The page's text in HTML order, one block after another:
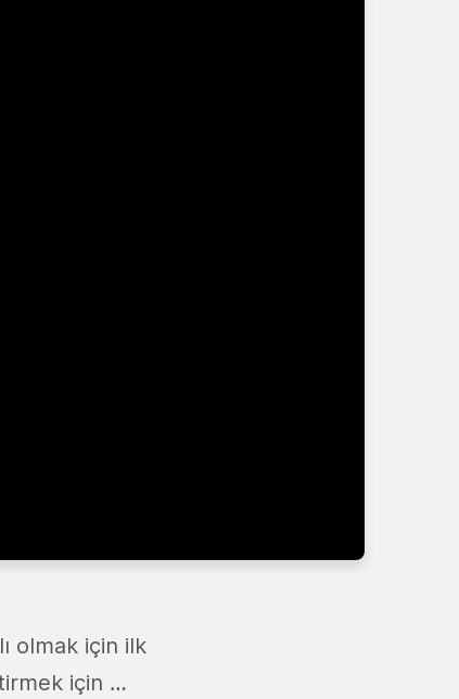
olmak için ilk
için …